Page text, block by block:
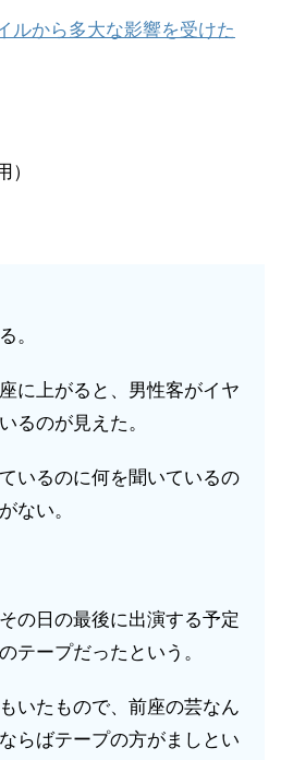
ルから多大な影響を受けた
）
。
に上がると、男性客がイヤ
るのが見えた。
いるのに何を聞いているの
ない。
の日の最後に出演する予定
テープだったという。
いたもので、前座の芸なん
らばテープの方がましとい